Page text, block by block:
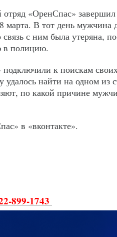
«ОренСпас»
марта. В тот день мужчина
с ним была утеряна,
в полицию.
к поискам
удалось найти на одном из
по какой причине
в «вконтакте».
899-1743